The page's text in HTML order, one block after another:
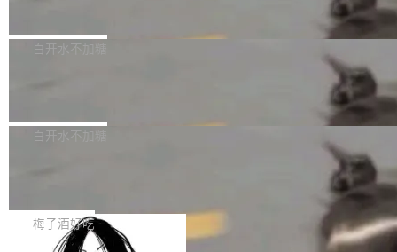
员工参与设立的专项资产管理计划。其中，Dee
获配9...
一个回归问题，该问题导致拉取镜像时会拒绝包
题，该问题可能导致在旧版 Linux 内核...
e 孵化器项目管理委员会（IPMC）投票中获得
P）！这一里程碑不仅标志着 Fluss 迈入新的发
白开水不加糖
长期停止内容更新，未能实现其作为“AI版维基百
提交的编辑请求也长期处于待处理状态。 Groki
pedia 于去年底上线，定位为由人工智能生成内
白开水不加糖
是这样的：配 MessageSource 的 Bean、写 R
eloadableResourceBundleMessageSource、
梅子酒好吃